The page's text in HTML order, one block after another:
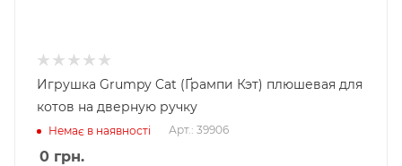
Игрушка Grumpy Cat (Ґрампи Кэт) плюшевая для
котов на дверную ручку
Немає в наявності Арт.: 39906
0 грн.